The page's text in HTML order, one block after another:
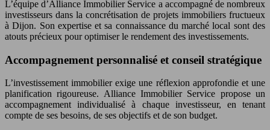
L’équipe d’Alliance Immobilier Service a accompagné de nombreux
investisseurs dans la concrétisation de projets immobiliers fructueux
à Dijon. Son expertise et sa connaissance du marché local sont des
atouts précieux pour optimiser le rendement des investissements.
Accompagnement personnalisé et conseil stratégique
L’investissement immobilier exige une réflexion approfondie et une
planification rigoureuse. Alliance Immobilier Service propose un
accompagnement individualisé à chaque investisseur, en tenant
compte de ses besoins, de ses objectifs et de son budget.